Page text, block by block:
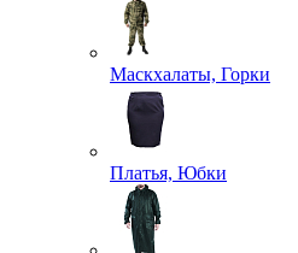
Маскхалаты, Горки
Платья, Юбки